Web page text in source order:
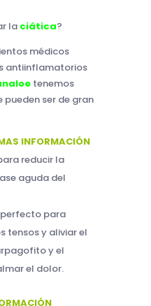
la ciática?
médicos
antiinflamatorios
tenemos
ser de gran
INFORMACIÓN
reducir la
aguda del
para
tensos y aliviar el
y el
el dolor.